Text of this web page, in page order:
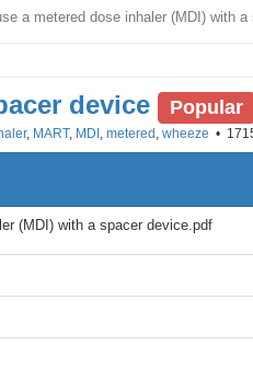
a metered dose inhaler (MDI) with
device Popular
, MART, MDI , metered , wheeze
(MDI) with a spacer device.pdf